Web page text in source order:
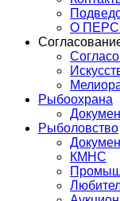
О
Рыбоохрана
Рыболовство
КМНС